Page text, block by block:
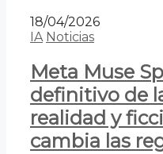
18/04/2026
IA Noticias
Meta Muse
definitivo de
realidad y
cambia las